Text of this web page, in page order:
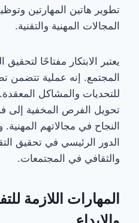
تطوير هاتين المهارتين
المجالات المهنية والتقنية.
يعتبر الابتكار مفتاحًا
المجتمع. إنه عملية تتضمن
للتحديات والمشاكل المعقدة.
تحويل الفرص المخفية إلى
النجاح في مجالاتهم المهنية.
الدور الرئيسي في تحقيق
والثقافي في المجتمعات.
المهارات اللازمة